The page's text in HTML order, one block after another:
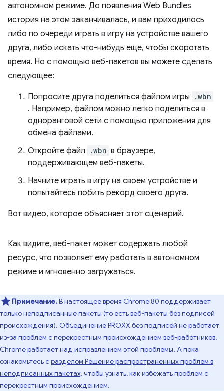
автономном режиме. До появления Web Bundles
история на этом заканчивалась, и вам приходилось
либо по очереди играть в игру на устройстве вашего
друга, либо искать что-нибудь еще, чтобы скоротать
время. Но с помощью веб-пакетов вы можете сделать
следующее:
Попросите друга поделиться файлом игры .wbn
. Например, файлом можно легко поделиться в
одноранговой сети с помощью приложения для
обмена файлами.
Откройте файл
.wbn в браузере,
поддерживающем веб-пакеты.
Начните играть в игру на своем устройстве и
попытайтесь побить рекорд своего друга.
Вот видео, которое объясняет этот сценарий.
Как видите, веб-пакет может содержать любой
ресурс, что позволяет ему работать в автономном
режиме и мгновенно загружаться.
Примечание.В настоящее время Chrome 80 поддерживает
только неподписанные пакеты (то есть веб-пакеты без подписей
происхождения). Объединение PROXX без подписей не работает
из-за проблем с перекрестным происхождением веб-работников.
Chrome работает над исправлением этой проблемы. А пока
ознакомьтесь сразделом Решение распространенных проблем в
неподписанных пакетах,чтобы узнать, как избежать проблем с
перекрестным происхождением.